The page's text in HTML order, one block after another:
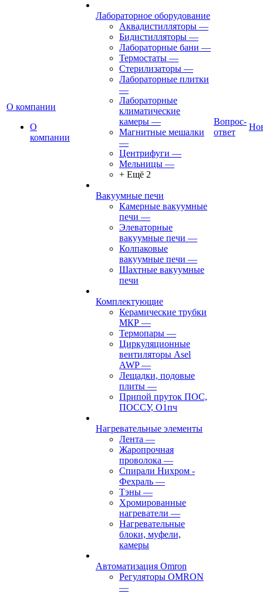
О компании
О
компании
Лабораторное оборудование
Аквадистилляторы —
Бидистилляторы —
Лабораторные бани —
Термостаты —
Стерилизаторы —
Лабораторные плитки
—
Лабораторные
климатические
камеры —
Магнитные мешалки
—
Центрифуги —
Мельницы —
+ Ещё 2
Вакуумные печи
Камерные вакуумные
печи —
Элеваторные
вакуумные печи —
Колпаковые
вакуумные печи —
Шахтные вакуумные
печи
Комплектующие
Керамические трубки
МКР —
Термопары —
Циркуляционные
вентиляторы Asel
AWP—
Лещадки, подовые
плиты —
Припой пруток ПОС,
ПОССУ, О1пч
Нагревательные элементы
Лента —
Жаропрочная
проволока —
Спирали Нихром -
Фехраль —
Тэны —
Хромированные
нагреватели —
Нагревательные
блоки, муфели,
камеры
Автоматизация Omron
Регуляторы OMRON
—
Вопрос-
ответ